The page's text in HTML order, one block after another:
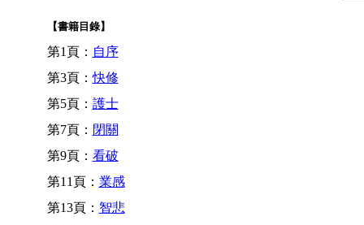
【書籍目錄】
第1頁： 自序
第3頁：快修
第5頁： 護士
第7頁： 閉關
第9頁： 看破
第11頁： 業感
第13頁： 智悲